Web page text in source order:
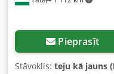
Pieprasīt
Stāvoklis: teju kā jauns